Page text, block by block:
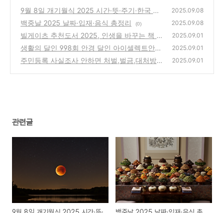
9월 8일 개기월식 2025 시간·뜻·주기·한국 관
측 총정리
(0)
2025.09.08
백중날 2025 날짜·입재·음식 총정리 (0) 2025.09.08
빌게이츠 추천도서 2025, 인생을 바꾸는 책 1
0권 정리
(2)
2025.09.01
생활의 달인 998회 안경 달인 아이셀렉트안경
위치
(0)
2025.09.01
주민등록 사실조사 안하면 처벌,벌금,대처방법
2025.09.01
관련글